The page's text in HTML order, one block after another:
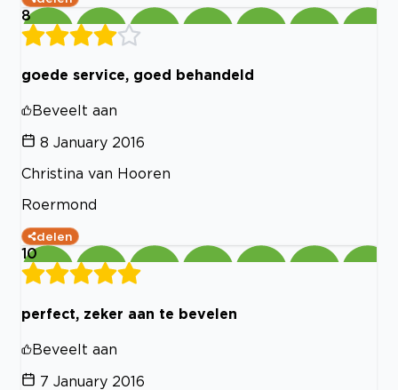
8
goede service, goed behandeld
Beveelt aan
8 January 2016
Christina van Hooren
Roermond
delen
10
perfect, zeker aan te bevelen
Beveelt aan
7 January 2016